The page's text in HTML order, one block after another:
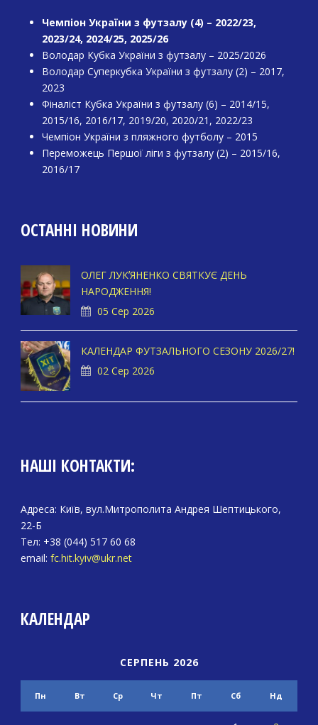
Чемпіон України з футзалу (4) – 2022/23,
2023/24, 2024/25, 2025/26
Володар Кубка України з футзалу – 2025/2026
Володар Суперкубка України з футзалу (2) – 2017,
2023
Фіналіст Кубка України з футзалу (6) – 2014/15,
2015/16, 2016/17, 2019/20, 2020/21, 2022/23
Чемпіон України з пляжного футболу – 2015
Переможець Першої ліги з футзалу (2) – 2015/16,
2016/17
ОСТАННІ НОВИНИ
ОЛЕГ ЛУКʼЯНЕНКО СВЯТКУЄ ДЕНЬ
НАРОДЖЕННЯ!
05 Сер 2026
КАЛЕНДАР ФУТЗАЛЬНОГО СЕЗОНУ 2026/27!
02 Сер 2026
НАШІ КОНТАКТИ:
Адреса: Київ, вул.Митрополита Андрея Шептицького,
22-Б
Тел: +38 (044) 517 60 68
email: fc.hit.kyiv@ukr.net
КАЛЕНДАР
СЕРПЕНЬ 2026
Пн Вт Ср Чт Пт Сб Нд